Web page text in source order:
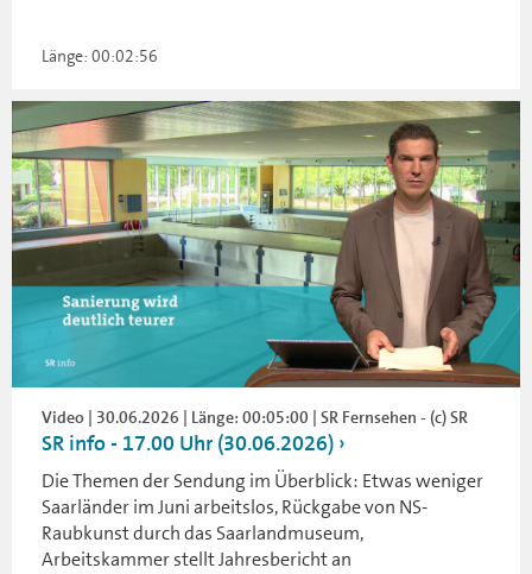
Länge: 00:02:56
Video | 30.06.2026 | Länge: 00:05:00 | SR Fernsehen - (c) SR
SR info - 17.00 Uhr (30.06.2026)
Die Themen der Sendung im Überblick: Etwas weniger
Saarländer im Juni arbeitslos, Rückgabe von NS-
Raubkunst durch das Saarlandmuseum,
Arbeitskammer stellt Jahresbericht an